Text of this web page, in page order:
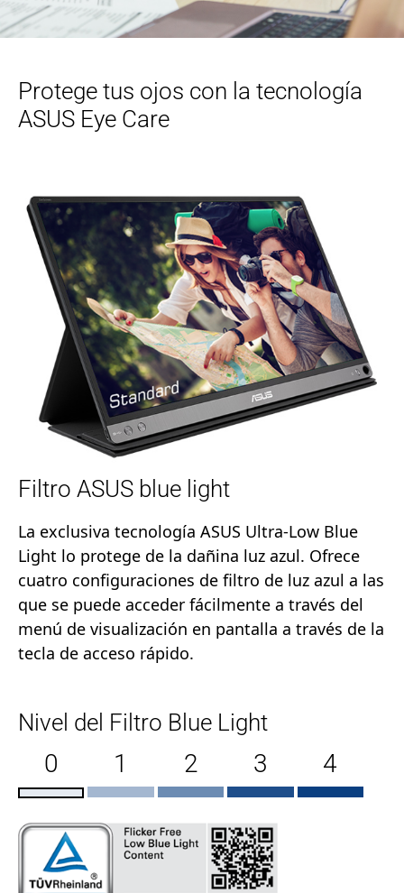
Protege tus ojos con la tecnología
ASUS Eye Care
Filtro ASUS blue light
La exclusiva tecnología ASUS Ultra-Low Blue
Light lo protege de la dañina luz azul. Ofrece
cuatro configuraciones de filtro de luz azul a las
que se puede acceder fácilmente a través del
menú de visualización en pantalla a través de la
tecla de acceso rápido.
Nivel del Filtro Blue Light
0 1 2 3 4